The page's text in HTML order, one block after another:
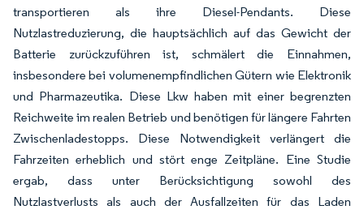
transportieren als ihre Diesel-Pendants. Diese
Nutzlastreduzierung, die hauptsächlich auf das Gewicht der
Batterie zurückzuführen ist, schmälert die Einnahmen,
insbesondere bei volumenempfindlichen Gütern wie Elektronik
und Pharmazeutika. Diese Lkw haben mit einer begrenzten
Reichweite im realen Betrieb und benötigen für längere Fahrten
Zwischenladestopps. Diese Notwendigkeit verlängert die
Fahrzeiten erheblich und stört enge Zeitpläne. Eine Studie
ergab, dass unter Berücksichtigung sowohl des
Nutzlastverlusts als auch der Ausfallzeiten für das Laden